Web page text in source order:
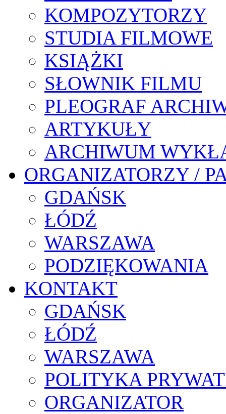
KOMPOZYTORZY
STUDIA FILMOWE
KSIĄŻKI
SŁOWNIK FILMU
PLEOGRAF
ARTYKUŁY
ARCHIWUM
ORGANIZATORZY /
GDAŃSK
ŁÓDŹ
WARSZAWA
PODZIĘKOWANIA
KONTAKT
GDAŃSK
ŁÓDŹ
WARSZAWA
POLITYKA
ORGANIZATOR